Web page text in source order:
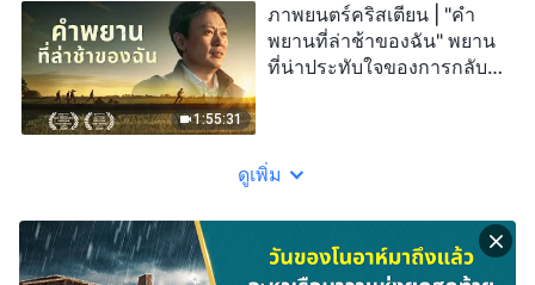
1:55:31
ภาพยนตร์คริสเตียน | "คำ
พยานที่ล่าช้าของฉัน" พยาน
ที่น่าประทับใจของการกลับ
ดูเพิ่ม